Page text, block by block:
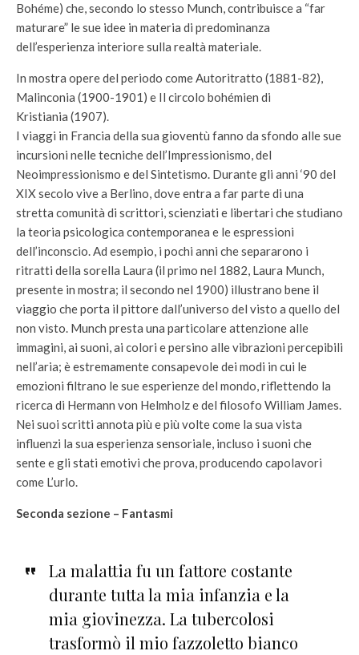
Bohéme) che, secondo lo stesso Munch, contribuisce a “far
maturare” le sue idee in materia di predominanza
dell’esperienza interiore sulla realtà materiale.
In mostra opere del periodo come Autoritratto (1881-82),
Malinconia (1900-1901) e Il circolo bohémien di
Kristiania (1907).
I viaggi in Francia della sua gioventù fanno da sfondo alle sue
incursioni nelle tecniche dell’Impressionismo, del
Neoimpressionismo e del Sintetismo. Durante gli anni ‘90 del
XIX secolo vive a Berlino, dove entra a far parte di una
stretta comunità di scrittori, scienziati e libertari che studiano
la teoria psicologica contemporanea e le espressioni
dell’inconscio. Ad esempio, i pochi anni che separarono i
ritratti della sorella Laura (il primo nel 1882, Laura Munch,
presente in mostra; il secondo nel 1900) illustrano bene il
viaggio che porta il pittore dall’universo del visto a quello del
non visto. Munch presta una particolare attenzione alle
immagini, ai suoni, ai colori e persino alle vibrazioni percepibili
nell’aria; è estremamente consapevole dei modi in cui le
emozioni filtrano le sue esperienze del mondo, riflettendo la
ricerca di Hermann von Helmholz e del filosofo William James.
Nei suoi scritti annota più e più volte come la sua vista
influenzi la sua esperienza sensoriale, incluso i suoni che
sente e gli stati emotivi che prova, producendo capolavori
come L’urlo.
Seconda sezione – Fantasmi
La malattia fu un fattore costante
durante tutta la mia infanzia e la
mia giovinezza. La tubercolosi
trasformò il mio fazzoletto bianco